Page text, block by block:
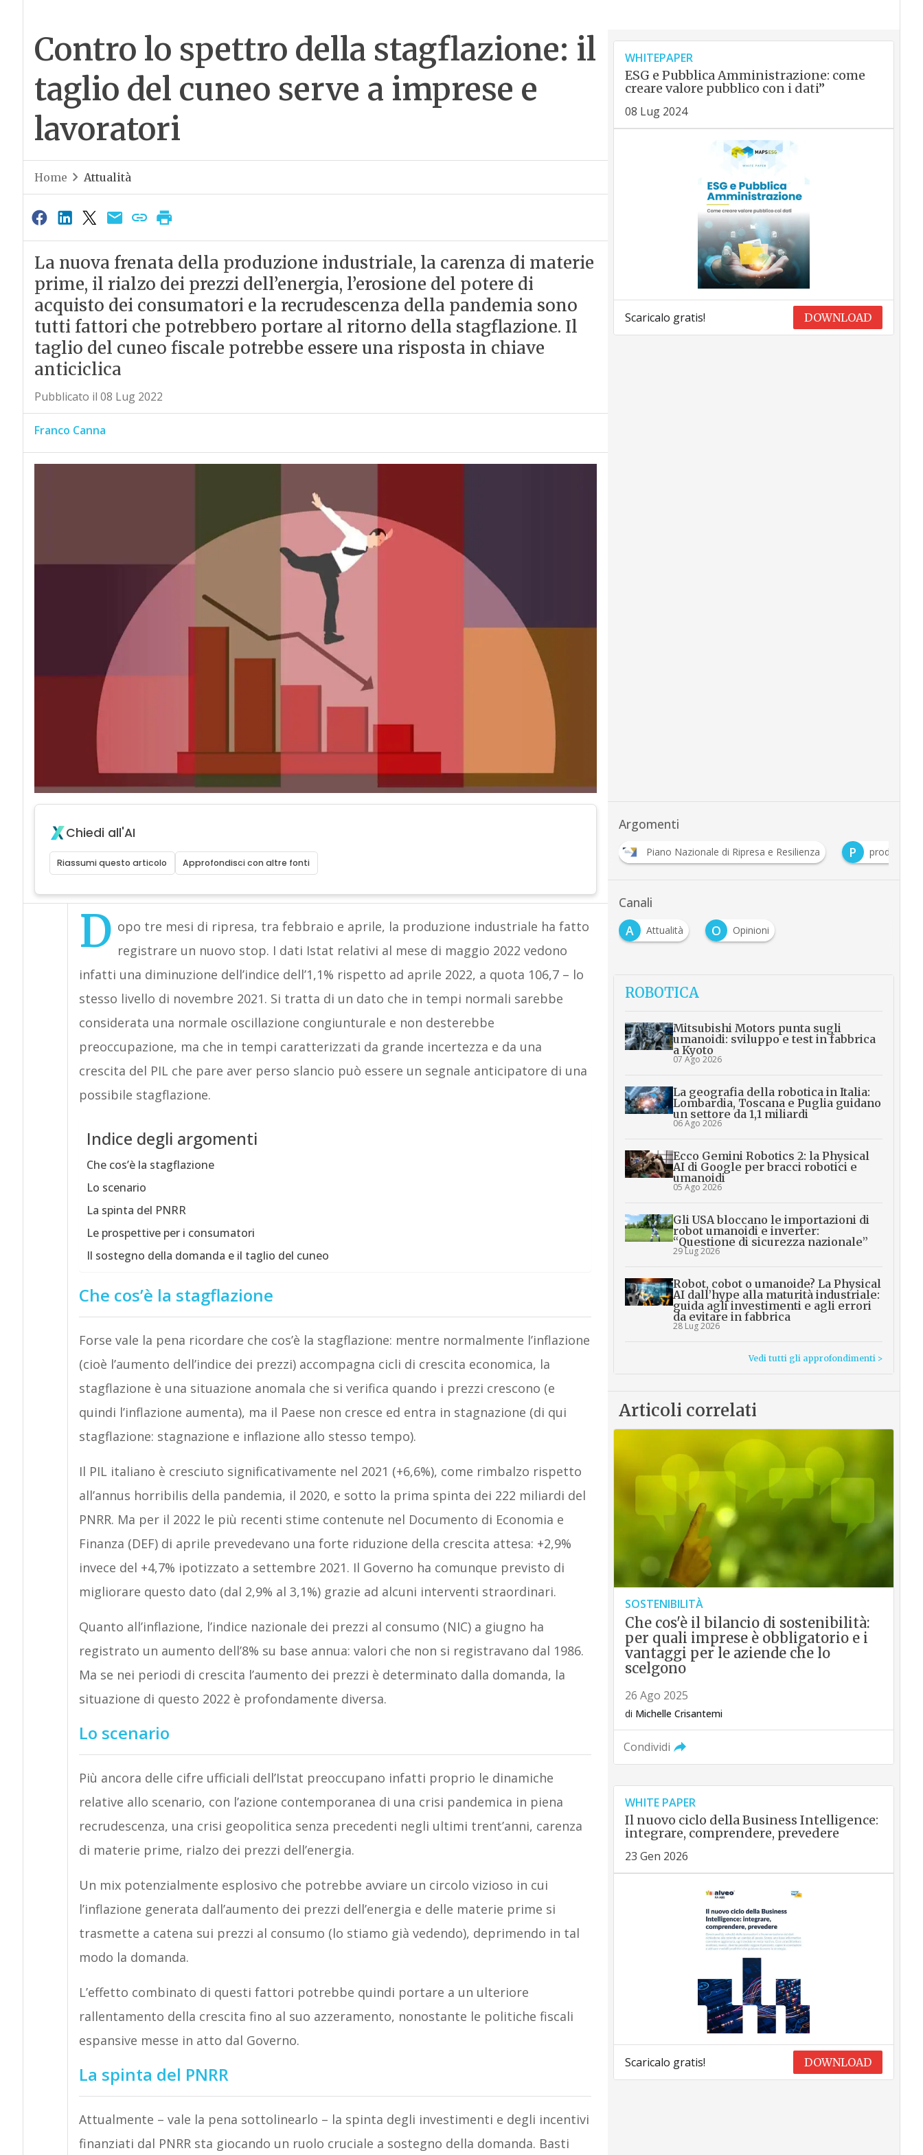
Contro lo spettro della stagflazione: il
taglio del cuneo serve a imprese e
lavoratori
Home Attualità
La nuova frenata della produzione industriale, la carenza di materie
prime, il rialzo dei prezzi dell’energia, l’erosione del potere di
acquisto dei consumatori e la recrudescenza della pandemia sono
tutti fattori che potrebbero portare al ritorno della stagflazione. Il
taglio del cuneo fiscale potrebbe essere una risposta in chiave
anticiclica
Pubblicato il 08 Lug 2022
Franco Canna
Chiedi all'AI
Riassumi questo articolo Approfondisci con altre fonti
D opo tre mesi di ripresa, tra febbraio e aprile, la produzione industriale ha fatto
registrare un nuovo stop. I dati Istat relativi al mese di maggio 2022 vedono
infatti una diminuzione dell’indice dell’1,1% rispetto ad aprile 2022, a quota 106,7 – lo
stesso livello di novembre 2021. Si tratta di un dato che in tempi normali sarebbe
considerata una normale oscillazione congiunturale e non desterebbe
preoccupazione, ma che in tempi caratterizzati da grande incertezza e da una
crescita del PIL che pare aver perso slancio può essere un segnale anticipatore di una
possibile stagflazione.
Indice degli argomenti
Che cos’è la stagflazione
Lo scenario
La spinta del PNRR
Le prospettive per i consumatori
Il sostegno della domanda e il taglio del cuneo
Che cos’è la stagflazione
Forse vale la pena ricordare che cos’è la stagflazione: mentre normalmente l’inflazione
(cioè l’aumento dell’indice dei prezzi) accompagna cicli di crescita economica, la
stagflazione è una situazione anomala che si verifica quando i prezzi crescono (e
quindi l’inflazione aumenta), ma il Paese non cresce ed entra in stagnazione (di qui
stagflazione: stagnazione e inflazione allo stesso tempo).
Il PIL italiano è cresciuto significativamente nel 2021 (+6,6%), come rimbalzo rispetto
all’annus horribilis della pandemia, il 2020, e sotto la prima spinta dei 222 miliardi del
PNRR. Ma per il 2022 le più recenti stime contenute nel Documento di Economia e
Finanza (DEF) di aprile prevedevano una forte riduzione della crescita attesa: +2,9%
invece del +4,7% ipotizzato a settembre 2021. Il Governo ha comunque previsto di
migliorare questo dato (dal 2,9% al 3,1%) grazie ad alcuni interventi straordinari.
Quanto all’inflazione, l’indice nazionale dei prezzi al consumo (NIC) a giugno ha
registrato un aumento dell’8% su base annua: valori che non si registravano dal 1986.
Ma se nei periodi di crescita l’aumento dei prezzi è determinato dalla domanda, la
situazione di questo 2022 è profondamente diversa.
Lo scenario
Più ancora delle cifre ufficiali dell’Istat preoccupano infatti proprio le dinamiche
relative allo scenario, con l’azione contemporanea di una crisi pandemica in piena
recrudescenza, una crisi geopolitica senza precedenti negli ultimi trent’anni, carenza
di materie prime, rialzo dei prezzi dell’energia.
Un mix potenzialmente esplosivo che potrebbe avviare un circolo vizioso in cui
l’inflazione generata dall’aumento dei prezzi dell’energia e delle materie prime si
trasmette a catena sui prezzi al consumo (lo stiamo già vedendo), deprimendo in tal
modo la domanda.
L’effetto combinato di questi fattori potrebbe quindi portare a un ulteriore
rallentamento della crescita fino al suo azzeramento, nonostante le politiche fiscali
espansive messe in atto dal Governo.
La spinta del PNRR
Attualmente – vale la pena sottolinearlo – la spinta degli investimenti e degli incentivi
finanziati dal PNRR sta giocando un ruolo cruciale a sostegno della domanda. Basti
WHITEPAPER
ESG e Pubblica Amministrazione: come
creare valore pubblico con i dati”
08 Lug 2024
Scaricalo gratis! DOWNLOAD
Argomenti
Piano Nazionale di Ripresa e Resilienza P produzione industriale
Canali
A
Attualità O Opinioni
ROBOTICA
Mitsubishi Motors punta sugli
umanoidi: sviluppo e test in fabbrica
a Kyoto
07 Ago 2026
La geografia della robotica in Italia:
Lombardia, Toscana e Puglia guidano
un settore da 1,1 miliardi
06 Ago 2026
Ecco Gemini Robotics 2: la Physical
AI di Google per bracci robotici e
umanoidi
05 Ago 2026
Gli USA bloccano le importazioni di
robot umanoidi e inverter:
“Questione di sicurezza nazionale”
29 Lug 2026
Robot, cobot o umanoide? La Physical
AI dall’hype alla maturità industriale:
guida agli investimenti e agli errori
da evitare in fabbrica
28 Lug 2026
Vedi tutti gli approfondimenti >
Articoli correlati
SOSTENIBILITÀ
Che cos'è il bilancio di sostenibilità:
per quali imprese è obbligatorio e i
vantaggi per le aziende che lo
scelgono
26 Ago 2025
di Michelle Crisantemi
Condividi
WHITE PAPER
Il nuovo ciclo della Business Intelligence:
integrare, comprendere, prevedere
23 Gen 2026
Scaricalo gratis! DOWNLOAD